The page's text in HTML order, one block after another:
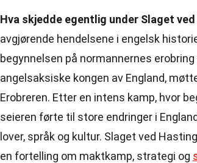
Hva skjedde egentlig under Slaget
avgjørende hendelsene i engelsk
begynnelsen på normannernes
angelsaksiske kongen av England,
Erobreren. Etter en intens kamp, hvor
seieren førte til store endringer i
lover, språk og kultur. Slaget ved
en fortelling om maktkamp, strategi og